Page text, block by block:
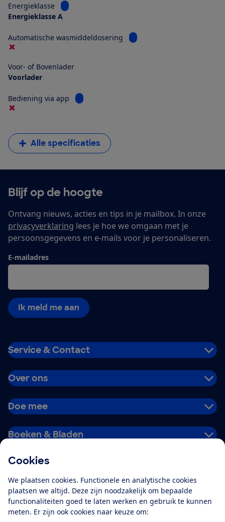
Cookies
We plaatsen cookies. Functionele en analytische cookies
plaatsen we altijd. Deze zijn noodzakelijk om bepaalde
functionaliteiten goed te laten werken en gebruik te kunnen
meten. Er zijn ook cookies naar keuze om:
Energieklasse
Bekijk informatie voor Energieklasse
Energieklasse A
Automatische wasmiddeldosering Bekijk informatie voor
Voor- of Bovenlader
Voorlader
Bediening via app Bekijk informatie voor Bediening via app
Alle specificaties
Blijf op de hoogte
Ontvang nieuws, acties en tips in je mailbox. In onze
privacyverklaring lees je hoe we omgaan met je
persoonsgegevens en e-mails voor je personaliseren.
E-mailadres
Ik meld me aan
Service & Contact
Over ons
Doe mee
Boeken & Bladen
Alles over de